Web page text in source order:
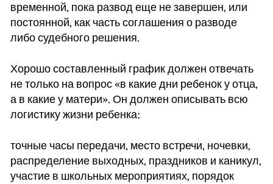
временной, пока развод еще не завершен, или
постоянной, как часть соглашения о разводе
либо судебного решения.
Хорошо составленный график должен отвечать
не только на вопрос «в какие дни ребенок у отца,
а в какие у матери». Он должен описывать всю
логистику жизни ребенка:
точные часы передачи, место встречи, ночевки,
распределение выходных, праздников и каникул,
участие в школьных мероприятиях, порядок